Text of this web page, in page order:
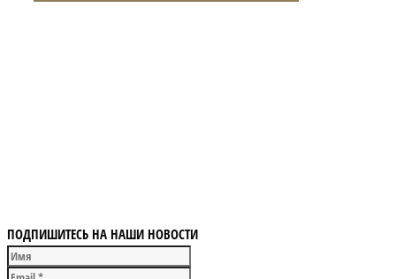
ПОДПИШИТЕСЬ НА НАШИ НОВОСТИ